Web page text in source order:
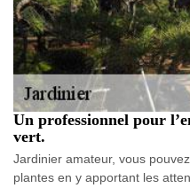
Un professionnel pour
vert.
Jardinier amateur, vous
plantes en y apportant les